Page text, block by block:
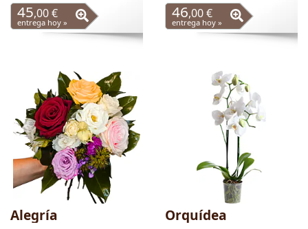
45,00 €
entrega hoy »
46,00 €
entrega hoy »
Alegría Orquídea